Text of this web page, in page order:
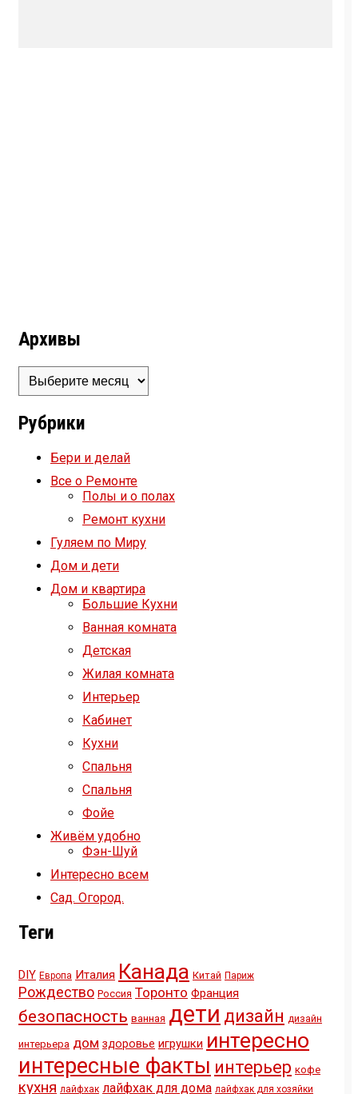
Архивы
Архивы
Рубрики
Бери и делай
Все о Ремонте
Полы и о полах
Ремонт кухни
Гуляем по Миру
Дом и дети
Дом и квартира
Большие Кухни
Ванная комната
Детская
Жилая комната
Интерьер
Кабинет
Кухни
Спальня
Спальня
Фойе
Живём удобно
Фэн-Шуй
Интересно всем
Сад. Огород.
Теги
DIY Европа Италия Канада Китай Париж
Рождество Россия Торонто Франция
безопасность ванная дети дизайн дизайн
интерьера дом здоровье игрушки интересно
интересные факты интерьер кофе
кухня лайфхак лайфхак для дома лайфхак для хозяйки